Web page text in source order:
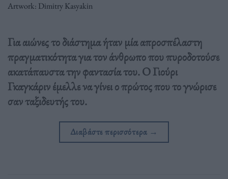
Artwork: Dimitry Kasyakin
Για αιώνες το διάστημα ήταν μία απροσπέλαστη
πραγματικότητα για τον άνθρωπο που πυροδοτούσε
ακατάπαυστα την φαντασία του. Ο Γιούρι
Γκαγκάριν έμελλε να γίνει ο πρώτος που το γνώρισε
σαν ταξιδευτής του.
Διαβάστε περισσότερα →